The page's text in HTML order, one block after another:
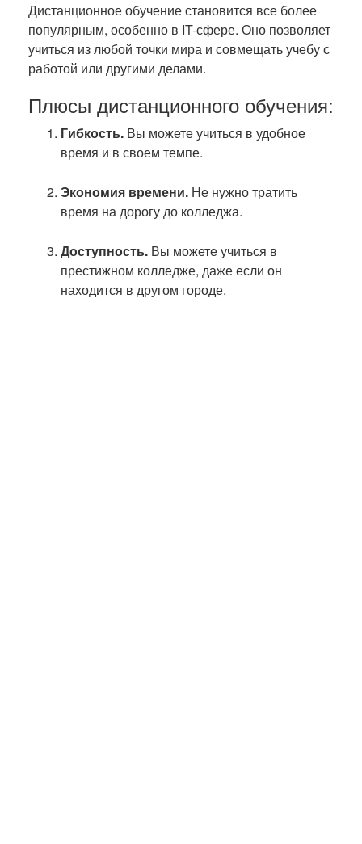
Дистанционное обучение становится все более
популярным, особенно в IT-сфере. Оно позволяет
учиться из любой точки мира и совмещать учебу с
работой или другими делами.
Плюсы дистанционного обучения:
Гибкость. Вы можете учиться в удобное
время и в своем темпе.
Экономия времени. Не нужно тратить
время на дорогу до колледжа.
Доступность. Вы можете учиться в
престижном колледже, даже если он
находится в другом городе.